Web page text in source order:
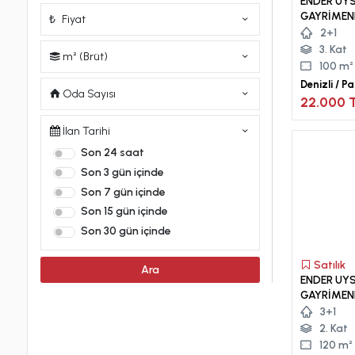
₺ Fiyat
En Çok
TL
m² (Brüt)
Maximum
m²
Oda Sayısı
Stüdyo (1+0)
2.5+1
İlan Tarihi
Son 24 saat
Son 3 gün içinde
Son 7 gün içinde
Son 15 gün içinde
Son 30 gün içinde
Ara
ÇOK
KİRALIK
2+1
3. Kat
100 m²
Denizli /
Mah.
22.000
Satılık
ENDER
SATILIK
3+1
2. Kat
120 m²